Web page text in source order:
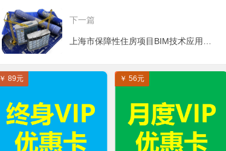
下一篇
￥ 89元 ￥ 56元